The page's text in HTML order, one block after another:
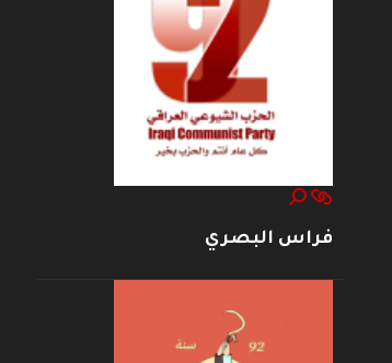
فراس البصري